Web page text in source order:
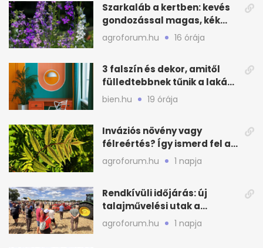
Szarkaláb a kertben: kevés
gondozással magas, kék
virágfalat ad
agroforum.hu 16 órája
3 falszín és dekor, amitől
fülledtebbnek tűnik a lakás
nyáron
bien.hu 19 órája
Inváziós növény vagy
félreértés? Így ismerd fel a
valódi kockázatot
agroforum.hu 1 napja
Rendkívüli időjárás: új
talajművelési utak a
gazdáknak
agroforum.hu 1 napja